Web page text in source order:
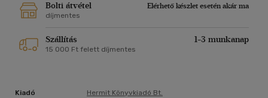
Bolti átvétel
Elérhető készlet esetén akár ma
díjmentes
Szállítás 1-3 munkanap
15 000 Ft felett díjmentes
Kiadó Hermit Könyvkiadó Bt.